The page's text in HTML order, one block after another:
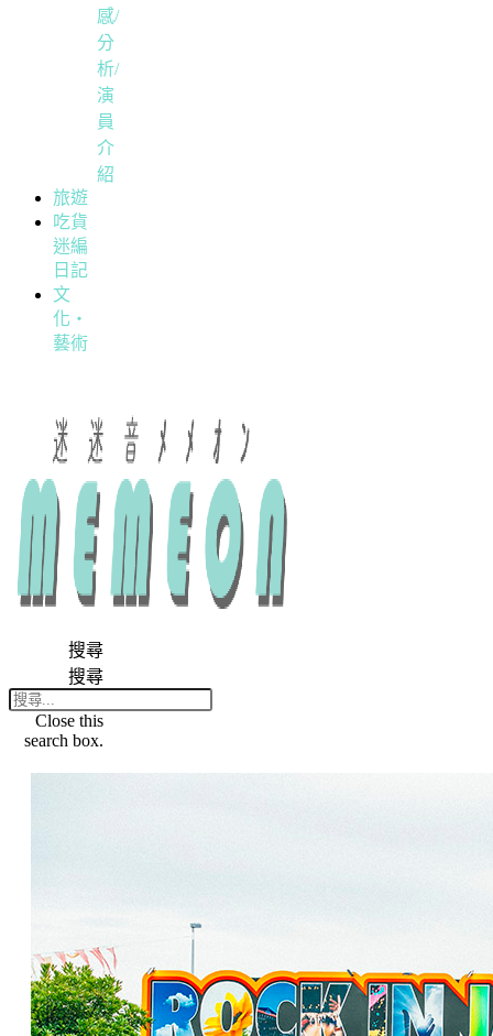
感/
分
析/
演
員
介
紹
旅遊
吃貨
迷編
日記
文
化・
藝術
搜尋
搜尋
Close this
search box.